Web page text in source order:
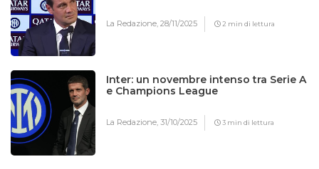
La Redazione,28/11/2025 2 min di lettura
Inter: un novembre intenso tra Serie A
e Champions League
La Redazione,31/10/2025 3 min di lettura